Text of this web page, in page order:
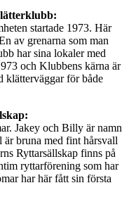
startade 1973. Här
av grenarna som man
har sina lokaler med
och Klubbens kärna är
klätterväggar för både
Jakey och Billy är namn
är bruna med fint hårsvall
Ryttarsällskap finns på
ryttarförening som har
har här fått sin första